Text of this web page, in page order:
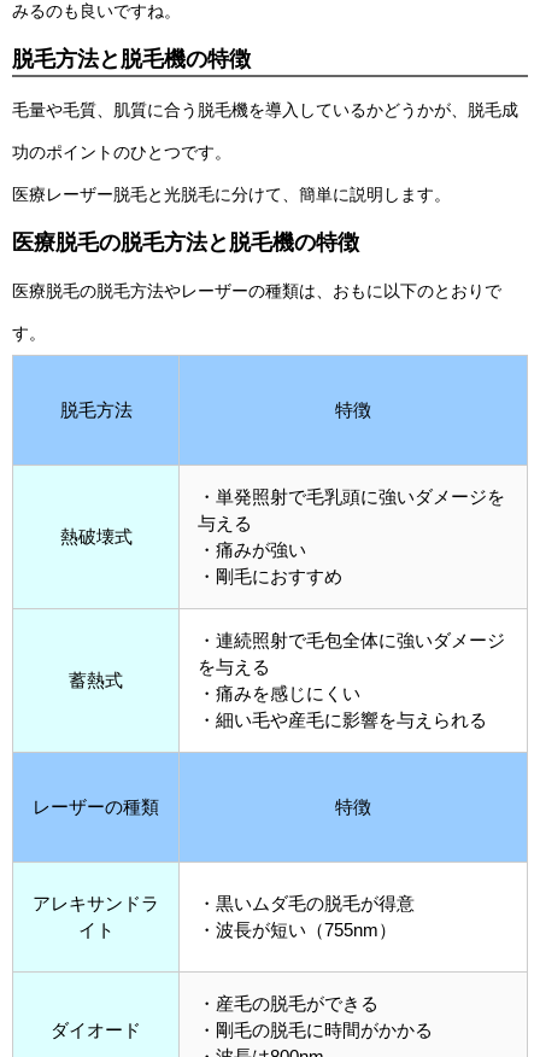
みるのも良いですね。
脱毛方法と脱毛機の特徴
毛量や毛質、肌質に合う脱毛機を導入しているかどうかが、脱毛成
功のポイントのひとつです。
医療レーザー脱毛と光脱毛に分けて、簡単に説明します。
医療脱毛の脱毛方法と脱毛機の特徴
医療脱毛の脱毛方法やレーザーの種類は、おもに以下のとおりで
す。
脱毛方法 特徴
熱破壊式
・単発照射で毛乳頭に強いダメージを
与える
・痛みが強い
・剛毛におすすめ
蓄熱式
・連続照射で毛包全体に強いダメージ
を与える
・痛みを感じにくい
・細い毛や産毛に影響を与えられる
レーザーの種類 特徴
アレキサンドラ
イト
・黒いムダ毛の脱毛が得意
・波長が短い（755nm）
ダイオード
・産毛の脱毛ができる
・剛毛の脱毛に時間がかかる